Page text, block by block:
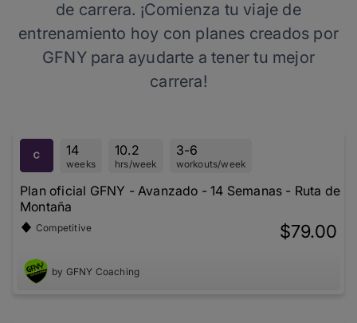
de carrera. ¡Comienza tu viaje de
entrenamiento hoy con planes creados por
GFNY para ayudarte a tener tu mejor
carrera!
14
weeks
10.2
hrs/week
3-6
workouts/week
Plan oficial GFNY - Avanzado - 14 Semanas - Ruta de
Montaña
Competitive $79.00
by GFNY Coaching